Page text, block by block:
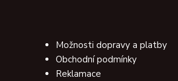
Možnosti dopravy a platby
Obchodní podmínky
Reklamace